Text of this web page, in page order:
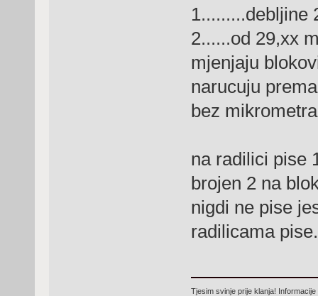
1.........debljine
2......od 29,xx
mjenjaju
narucuju
bez
na radilici pise
brojen 2 na
nigdi ne pise
radilicama
Tjesim svinje prije klanja!